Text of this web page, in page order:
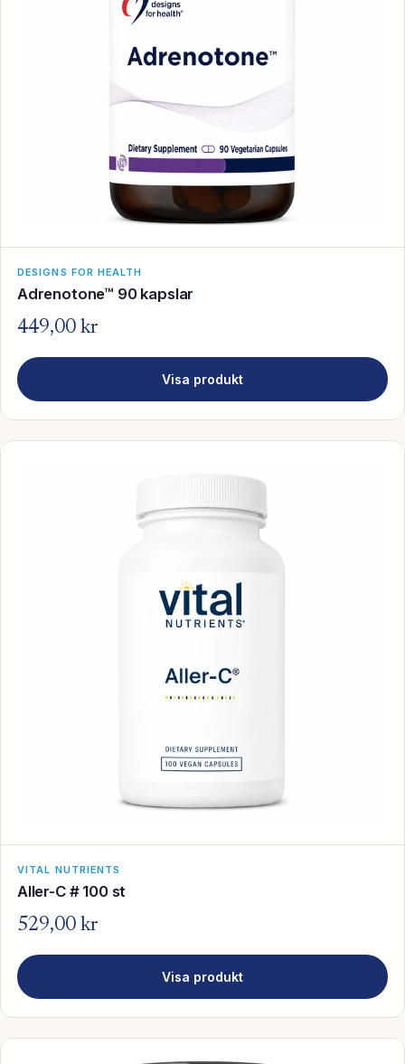
DESIGNS FOR HEALTH
Adrenotone™ 90 kapslar
449,00 kr
Visa produkt
VITAL NUTRIENTS
Aller-C # 100 st
529,00 kr
Visa produkt